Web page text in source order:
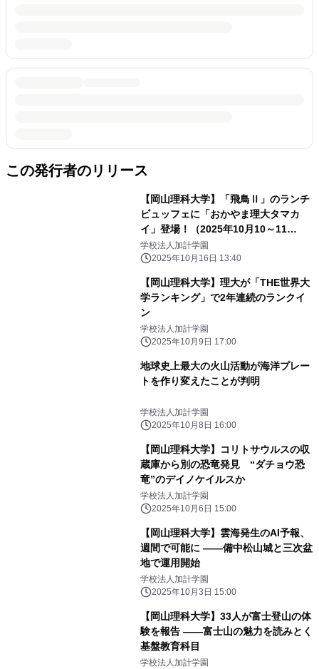
この発行者のリリース
【岡山理科大学】「飛鳥Ⅱ」のランチ
ビュッフェに「おかやま理大タマカ
イ」登場！（2025年10月10～11
日） 大阪・関西万博のフォーラムイ
ベント
学校法人加計学園
2025年10月16日 13:40
【岡山理科大学】理大が「THE世界大
学ランキング」で2年連続のランクイ
ン
学校法人加計学園
2025年10月9日 17:00
地球史上最大の火山活動が海洋プレー
トを作り変えたことが判明
学校法人加計学園
2025年10月8日 16:00
【岡山理科大学】コリトサウルスの収
蔵庫から別の恐竜発見 “ダチョウ恐
竜”のデイノケイルスか
学校法人加計学園
2025年10月6日 15:00
【岡山理科大学】雲海発生のAI予報、
週間で可能に ――備中松山城と三次盆
地で運用開始
学校法人加計学園
2025年10月3日 15:00
【岡山理科大学】33人が富士登山の体
験を報告 ――富士山の魅力を読みとく
基盤教育科目
学校法人加計学園